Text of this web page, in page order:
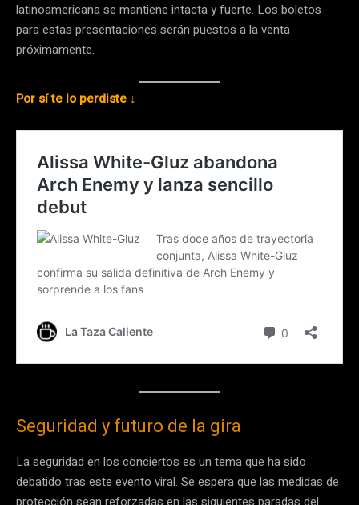
latinoamericana se mantiene intacta y fuerte. Los boletos
para estas presentaciones serán puestos a la venta
próximamente.
Por sí te lo perdiste ↓
Seguridad y futuro de la gira
La seguridad en los conciertos es un tema que ha sido
debatido tras este evento viral. Se espera que las medidas de